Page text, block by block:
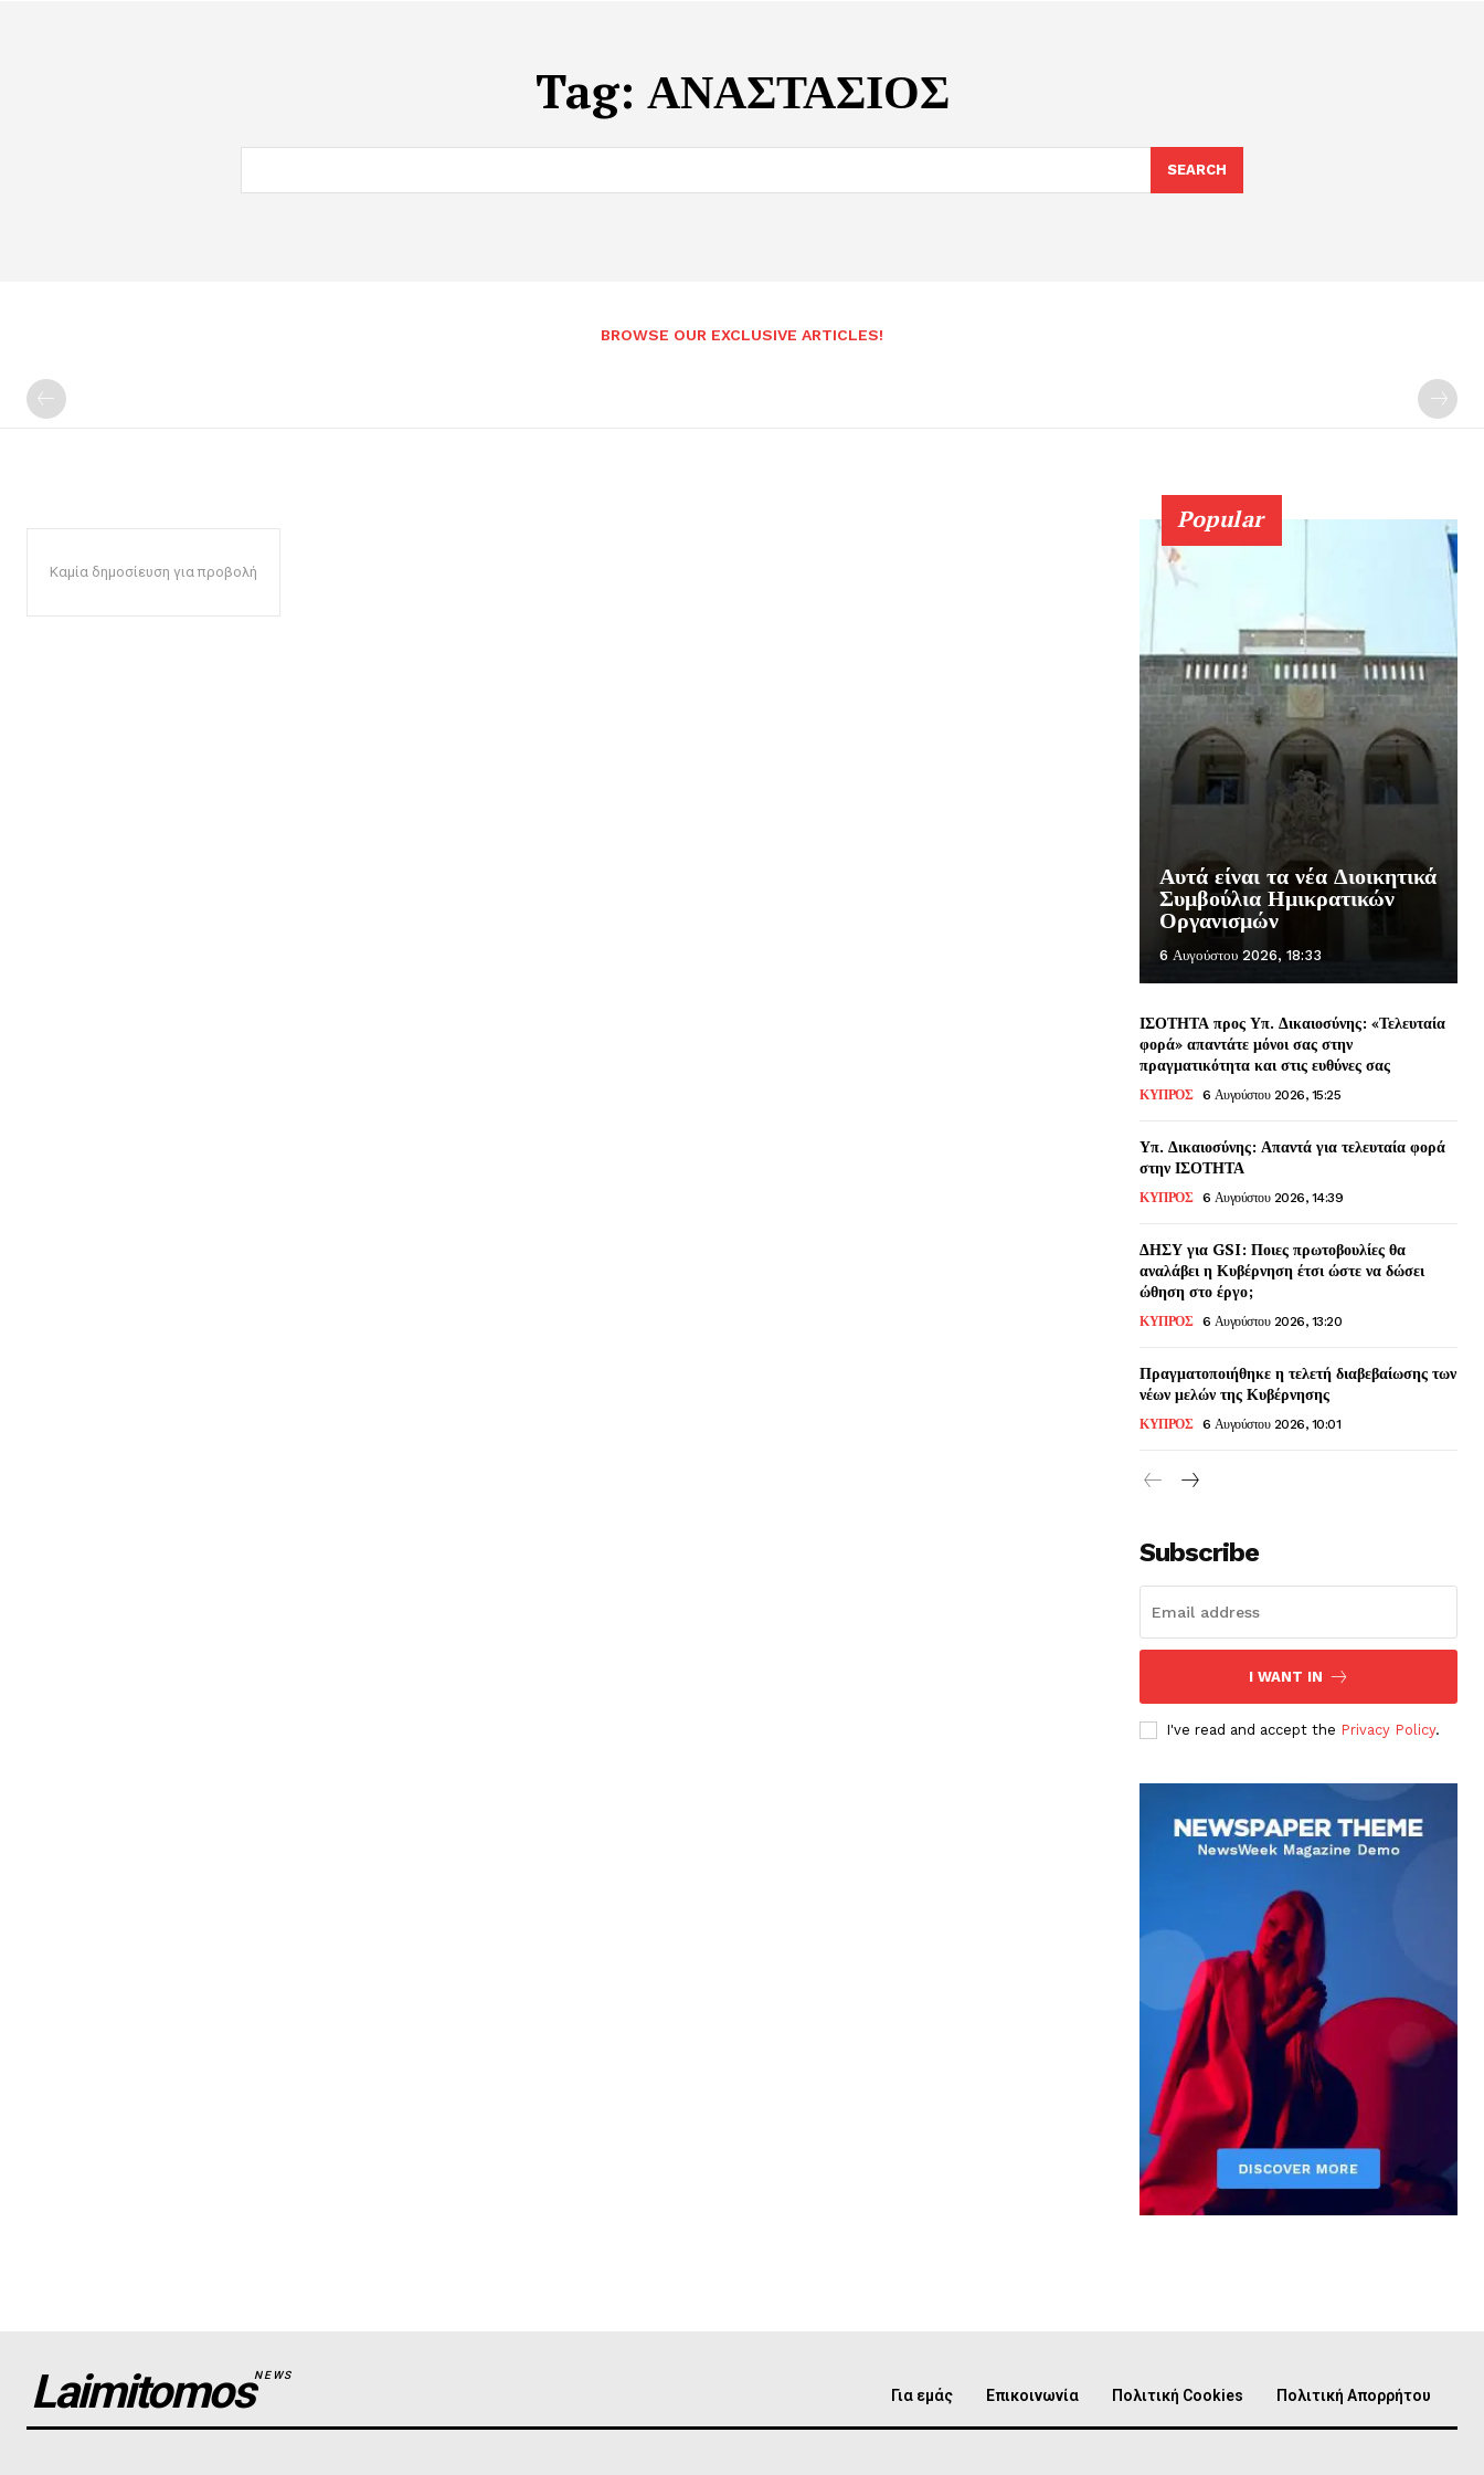
Tag: ΑΝΑΣΤΑΣΙΟΣ
SEARCH
BROWSE OUR EXCLUSIVE ARTICLES!
Καμία δημοσίευση για προβολή
Popular
Αυτά είναι τα νέα Διοικητικά
Συμβούλια Ημικρατικών
Οργανισμών
6 Αυγούστου 2026, 18:33
ΙΣΟΤΗΤΑ προς Υπ. Δικαιοσύνης: «Τελευταία
φορά» απαντάτε μόνοι σας στην
πραγματικότητα και στις ευθύνες σας
ΚΥΠΡΟΣ 6 Αυγούστου 2026, 15:25
Υπ. Δικαιοσύνης: Απαντά για τελευταία φορά
στην ΙΣΟΤΗΤΑ
ΚΥΠΡΟΣ 6 Αυγούστου 2026, 14:39
ΔΗΣΥ για GSI: Ποιες πρωτοβουλίες θα
αναλάβει η Κυβέρνηση έτσι ώστε να δώσει
ώθηση στο έργο;
ΚΥΠΡΟΣ 6 Αυγούστου 2026, 13:20
Πραγματοποιήθηκε η τελετή διαβεβαίωσης των
νέων μελών της Κυβέρνησης
ΚΥΠΡΟΣ 6 Αυγούστου 2026, 10:01
Subscribe
I WANT IN
I've read and accept the Privacy Policy.
LaimitomosNEWS
Για εμάς Επικοινωνία Πολιτική Cookies Πολιτική Απορρήτου